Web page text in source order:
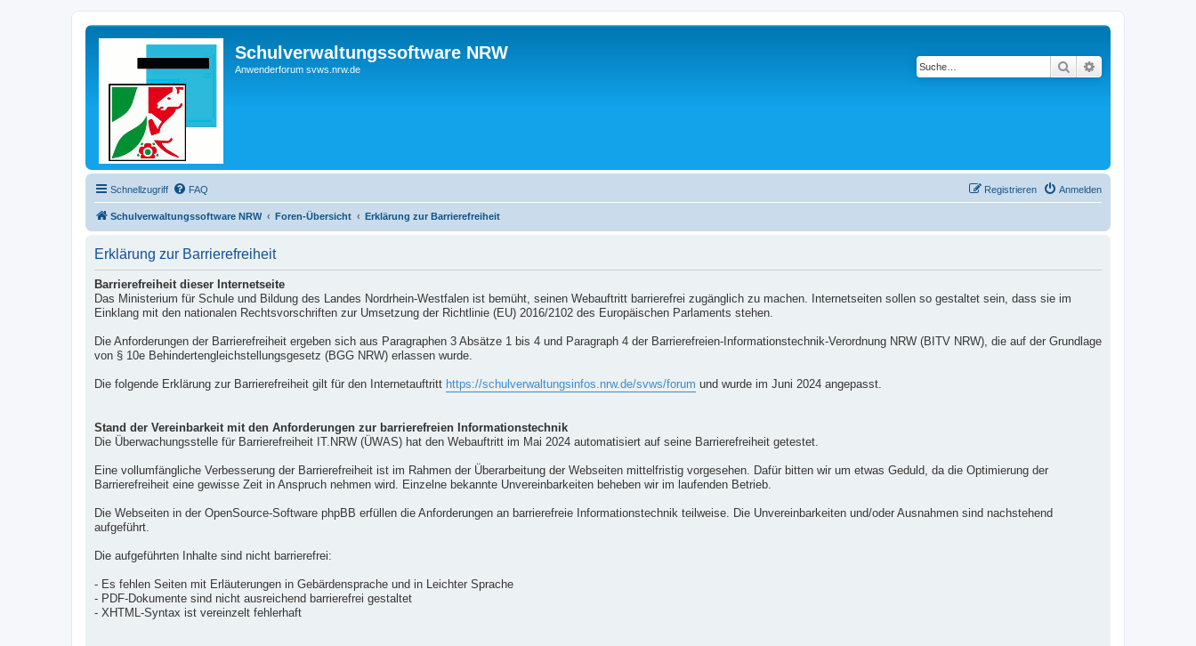
Schulverwaltungssoftware NRW
Anwenderforum svws.nrw.de Suche
Schnellzugriff FAQ Anmelden
Registrieren
Schulverwaltungssoftware NRW Foren-Übersicht Erklärung zur Barrierefreiheit
Erklärung zur Barrierefreiheit
Barrierefreiheit dieser Internetseite
Das Ministerium für Schule und Bildung des Landes Nordrhein-Westfalen ist bemüht, seinen Webauftritt barrierefrei zugänglich zu machen. Internetseiten sollen so gestaltet sein, dass sie im
Einklang mit den nationalen Rechtsvorschriften zur Umsetzung der Richtlinie (EU) 2016/2102 des Europäischen Parlaments stehen.
Die Anforderungen der Barrierefreiheit ergeben sich aus Paragraphen 3 Absätze 1 bis 4 und Paragraph 4 der Barrierefreien-Informationstechnik-Verordnung NRW (BITV NRW), die auf der Grundlage
von § 10e Behindertengleichstellungsgesetz (BGG NRW) erlassen wurde.
Die folgende Erklärung zur Barrierefreiheit gilt für den Internetauftritt https://schulverwaltungsinfos.nrw.de/svws/forum und wurde im Juni 2024 angepasst.
Stand der Vereinbarkeit mit den Anforderungen zur barrierefreien Informationstechnik
Die Überwachungsstelle für Barrierefreiheit IT.NRW (ÜWAS) hat den Webauftritt im Mai 2024 automatisiert auf seine Barrierefreiheit getestet.
Eine vollumfängliche Verbesserung der Barrierefreiheit ist im Rahmen der Überarbeitung der Webseiten mittelfristig vorgesehen. Dafür bitten wir um etwas Geduld, da die Optimierung der
Barrierefreiheit eine gewisse Zeit in Anspruch nehmen wird. Einzelne bekannte Unvereinbarkeiten beheben wir im laufenden Betrieb.
Die Webseiten in der OpenSource-Software phpBB erfüllen die Anforderungen an barrierefreie Informationstechnik teilweise. Die Unvereinbarkeiten und/oder Ausnahmen sind nachstehend
aufgeführt.
Die aufgeführten Inhalte sind nicht barrierefrei:
- Es fehlen Seiten mit Erläuterungen in Gebärdensprache und in Leichter Sprache
- PDF-Dokumente sind nicht ausreichend barrierefrei gestaltet
- XHTML-Syntax ist vereinzelt fehlerhaft